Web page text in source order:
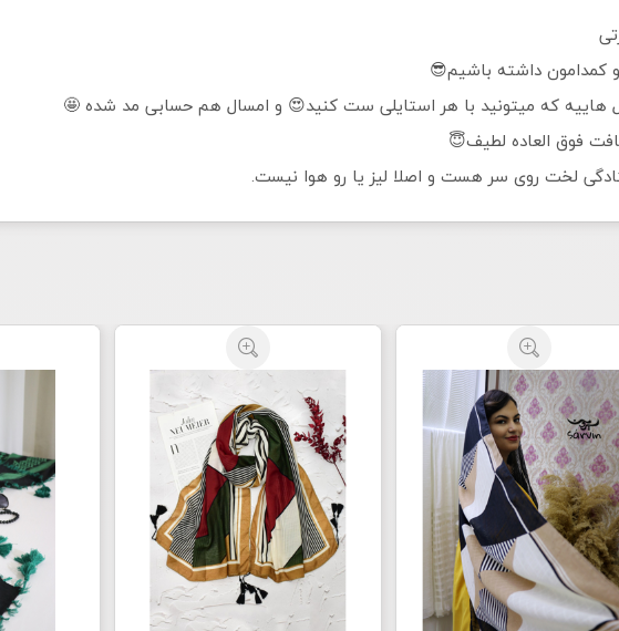
کمدامون داشته باشیم😎
هاییه که میتونید با هر استایلی ست کنید😍 و امسال هم حسابی مد شده 🤩
فوق العاده لطیف😇
لخت روی سر هست و اصلا لیز یا رو هوا نیست.